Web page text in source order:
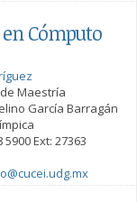
Cómputo
Maestría
García Barragán
5900 Ext: 27363